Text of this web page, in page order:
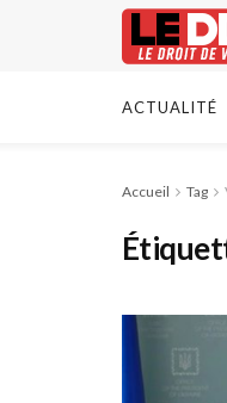
ACTUALITÉ
Accueil Tag